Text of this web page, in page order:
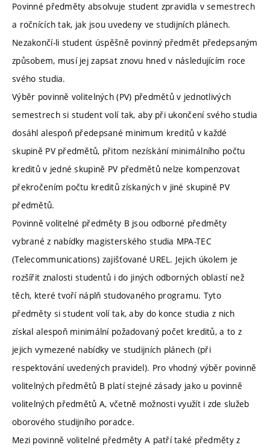
Povinné předměty absolvuje student zpravidla v semestrech
a ročnících tak, jak jsou uvedeny ve studijních plánech.
Nezakončí-li student úspěšně povinný předmět předepsaným
způsobem, musí jej zapsat znovu hned v následujícím roce
svého studia.
Výběr povinně volitelných (PV) předmětů v jednotlivých
semestrech si student volí tak, aby při ukončení svého studia
dosáhl alespoň předepsané minimum kreditů v každé
skupině PV předmětů, přitom nezískání minimálního počtu
kreditů v jedné skupině PV předmětů nelze kompenzovat
překročením počtu kreditů získaných v jiné skupině PV
předmětů.
Povinně volitelné předměty B jsou odborné předměty
vybrané z nabídky magisterského studia MPA-TEC
(Telecommunications) zajišťované UREL. Jejich úkolem je
rozšířit znalosti studentů i do jiných odborných oblastí než
těch, které tvoří náplň studovaného programu. Tyto
předměty si student volí tak, aby do konce studia z nich
získal alespoň minimální požadovaný počet kreditů, a to z
jejich vymezené nabídky ve studijních plánech (při
respektování uvedených pravidel). Pro vhodný výběr povinně
volitelných předmětů B platí stejné zásady jako u povinně
volitelných předmětů A, včetně možnosti využít i zde služeb
oborového studijního poradce.
Mezi povinně volitelné předměty A patří také předměty z